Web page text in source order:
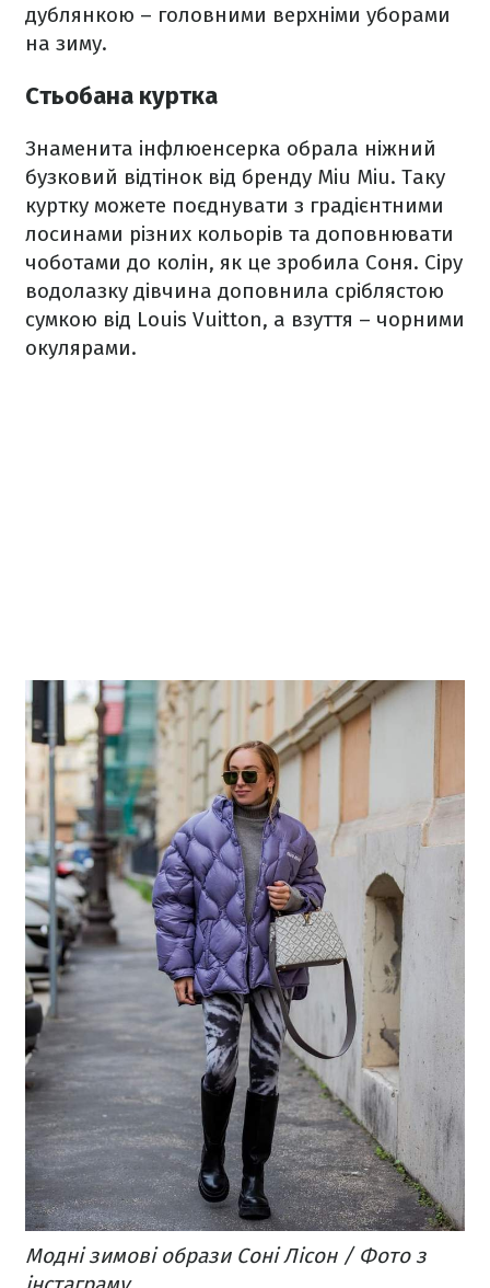
дублянкою – головними верхніми уборами
на зиму.
Стьобана куртка
Знаменита інфлюенсерка обрала ніжний
бузковий відтінок від бренду Miu Miu. Таку
куртку можете поєднувати з градієнтними
лосинами різних кольорів та доповнювати
чоботами до колін, як це зробила Соня. Сіру
водолазку дівчина доповнила сріблястою
сумкою від Louis Vuitton, а взуття – чорними
окулярами.
Модні зимові образи Соні Лісон / Фото з